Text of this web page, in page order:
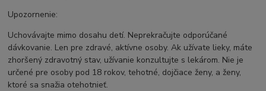
Upozornenie:
Uchovávajte mimo dosahu detí. Neprekračujte odporúčané
dávkovanie. Len pre zdravé, aktívne osoby. Ak užívate lieky, máte
zhoršený zdravotný stav, užívanie konzultujte s lekárom. Nie je
určené pre osoby pod 18 rokov, tehotné, dojčiace ženy, a ženy,
ktoré sa snažia otehotnieť.